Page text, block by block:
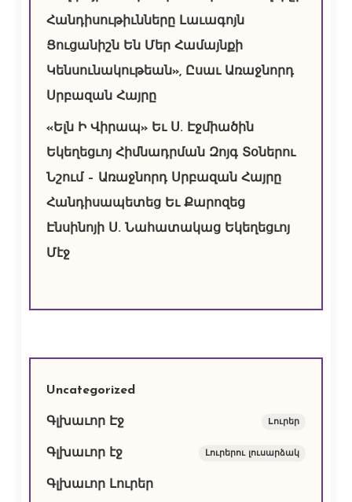
Հանդիսութիւնները Լաւագոյն
Ցուցանիշն Են Մեր Համայնքի
Կենսունակութեան», Ըսաւ Առաջնորդ
Սրբազան Հայրը
«Ելն Ի Վիրապ» Եւ Ս. Էջմիածին
Եկեղեցւոյ Հիմնադրման Զոյգ Տօներու
Նշում – Առաջնորդ Սրբազան Հայրը
Հանդիսապետեց Եւ Քարոզեց
Էնսինոյի Ս. Նահատակաց Եկեղեցւոյ
Մէջ
Uncategorized
Գլխաւոր Էջ Lուրեր
Գլխաւոր էջ Լուրերու լուսարձակ
Գլխաւոր Լուրեր